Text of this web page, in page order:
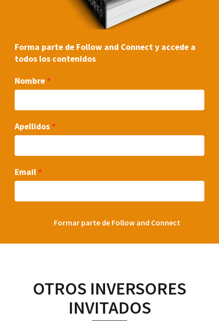
Forma parte de Follow and Connect y accede a
todos los contenidos
Nombre
Apellidos
Email
Formar parte de Follow and Connect
OTROS INVERSORES
INVITADOS